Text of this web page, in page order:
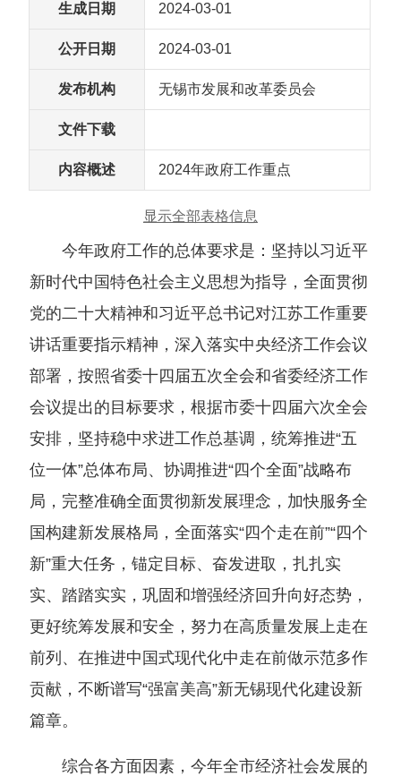
生成日期 2024-03-01
公开日期 2024-03-01
发布机构 无锡市发展和改革委员会
文件下载
内容概述 2024年政府工作重点
显示全部表格信息
今年政府工作的总体要求是：坚持以习近平
新时代中国特色社会主义思想为指导，全面贯彻
党的二十大精神和习近平总书记对江苏工作重要
讲话重要指示精神，深入落实中央经济工作会议
部署，按照省委十四届五次全会和省委经济工作
会议提出的目标要求，根据市委十四届六次全会
安排，坚持稳中求进工作总基调，统筹推进“五
位一体”总体布局、协调推进“四个全面”战略布
局，完整准确全面贯彻新发展理念，加快服务全
国构建新发展格局，全面落实“四个走在前”“四个
新”重大任务，锚定目标、奋发进取，扎扎实
实、踏踏实实，巩固和增强经济回升向好态势，
更好统筹发展和安全，努力在高质量发展上走在
前列、在推进中国式现代化中走在前做示范多作
贡献，不断谱写“强富美高”新无锡现代化建设新
篇章。
综合各方面因素，今年全市经济社会发展的